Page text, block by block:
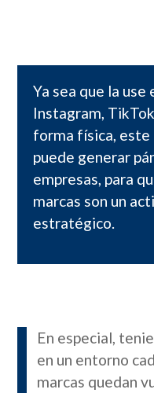
Ya sea que la use
Instagram,
forma física, este
puede generar
empresas, para
marcas son un
estratégico.
En especial,
en un entorno
marcas quedan